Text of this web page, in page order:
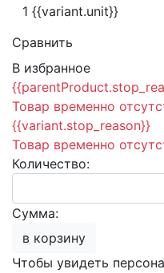
1 {{variant.unit}}
Сравнить
В избранное
Товар временно
{{variant.stop_reason}}
Товар временно
Количество:
Сумма:
в корзину
Чтобы увидеть